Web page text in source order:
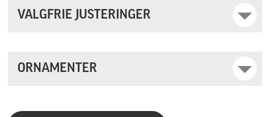
VALGFRIE JUSTERINGER
ORNAMENTER